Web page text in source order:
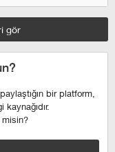
gör
bir platform,